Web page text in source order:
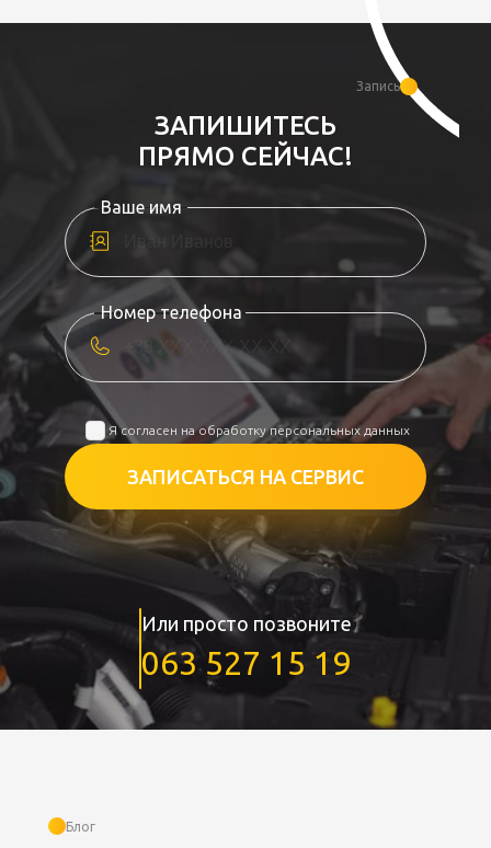
Запись
ЗАПИШИТЕСЬ
ПРЯМО СЕЙЧАС!
Ваше имя
Номер телефона
Я согласен на обработку персональных данных
ЗАПИСАТЬСЯ НА СЕРВИС
Или просто позвоните
063 527 15 19
Блог